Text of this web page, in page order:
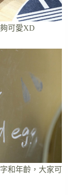
可愛XD
和年齡，大家可